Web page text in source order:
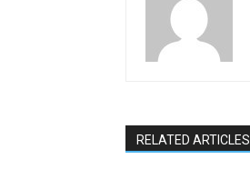
RELATED ARTICLES